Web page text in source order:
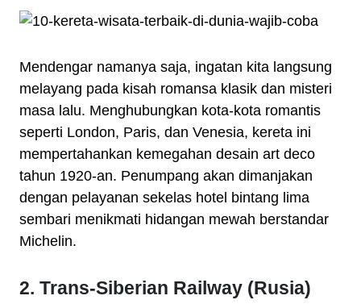
Mendengar namanya saja, ingatan kita langsung
melayang pada kisah romansa klasik dan misteri
masa lalu. Menghubungkan kota-kota romantis
seperti London, Paris, dan Venesia, kereta ini
mempertahankan kemegahan desain art deco
tahun 1920-an. Penumpang akan dimanjakan
dengan pelayanan sekelas hotel bintang lima
sembari menikmati hidangan mewah berstandar
Michelin.
2. Trans-Siberian Railway (Rusia)